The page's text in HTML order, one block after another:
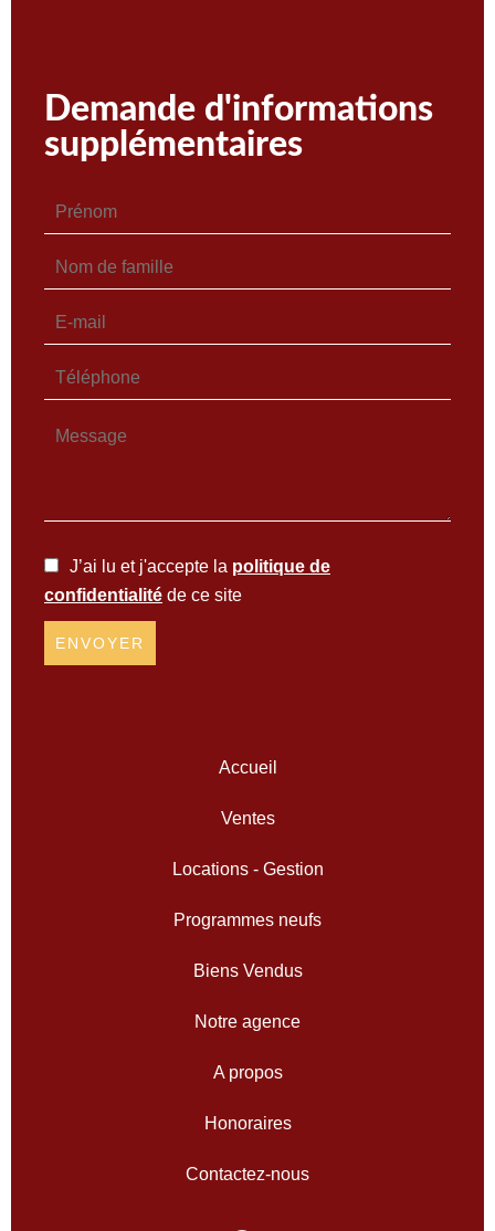
Demande d'informations
supplémentaires
J’ai lu et j'accepte la politique de
confidentialité de ce site
ENVOYER
Accueil
Ventes
Locations - Gestion
Programmes neufs
Biens Vendus
Notre agence
A propos
Honoraires
Contactez-nous